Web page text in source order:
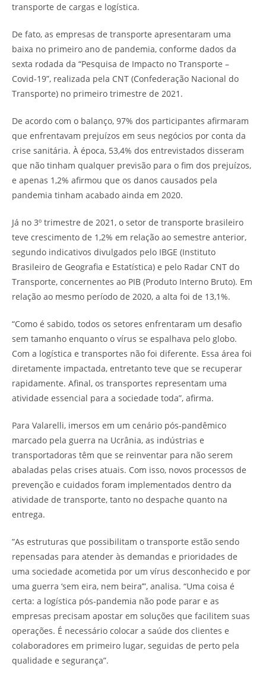
transporte de cargas e logística.
De fato, as empresas de transporte apresentaram uma
baixa no primeiro ano de pandemia, conforme dados da
sexta rodada da “Pesquisa de Impacto no Transporte –
Covid-19”, realizada pela CNT (Confederação Nacional do
Transporte) no primeiro trimestre de 2021.
De acordo com o balanço, 97% dos participantes afirmaram
que enfrentavam prejuízos em seus negócios por conta da
crise sanitária. À época, 53,4% dos entrevistados disseram
que não tinham qualquer previsão para o fim dos prejuízos,
e apenas 1,2% afirmou que os danos causados pela
pandemia tinham acabado ainda em 2020.
Já no 3º trimestre de 2021, o setor de transporte brasileiro
teve crescimento de 1,2% em relação ao semestre anterior,
segundo indicativos divulgados pelo IBGE (Instituto
Brasileiro de Geografia e Estatística) e pelo Radar CNT do
Transporte, concernentes ao PIB (Produto Interno Bruto). Em
relação ao mesmo período de 2020, a alta foi de 13,1%.
“Como é sabido, todos os setores enfrentaram um desafio
sem tamanho enquanto o vírus se espalhava pelo globo.
Com a logística e transportes não foi diferente. Essa área foi
diretamente impactada, entretanto teve que se recuperar
rapidamente. Afinal, os transportes representam uma
atividade essencial para a sociedade toda”, afirma.
Para Valarelli, imersos em um cenário pós-pandêmico
marcado pela guerra na Ucrânia, as indústrias e
transportadoras têm que se reinventar para não serem
abaladas pelas crises atuais. Com isso, novos processos de
prevenção e cuidados foram implementados dentro da
atividade de transporte, tanto no despache quanto na
entrega.
”As estruturas que possibilitam o transporte estão sendo
repensadas para atender às demandas e prioridades de
uma sociedade acometida por um vírus desconhecido e por
uma guerra ‘sem eira, nem beira’”, analisa. “Uma coisa é
certa: a logística pós-pandemia não pode parar e as
empresas precisam apostar em soluções que facilitem suas
operações. É necessário colocar a saúde dos clientes e
colaboradores em primeiro lugar, seguidas de perto pela
qualidade e segurança”.